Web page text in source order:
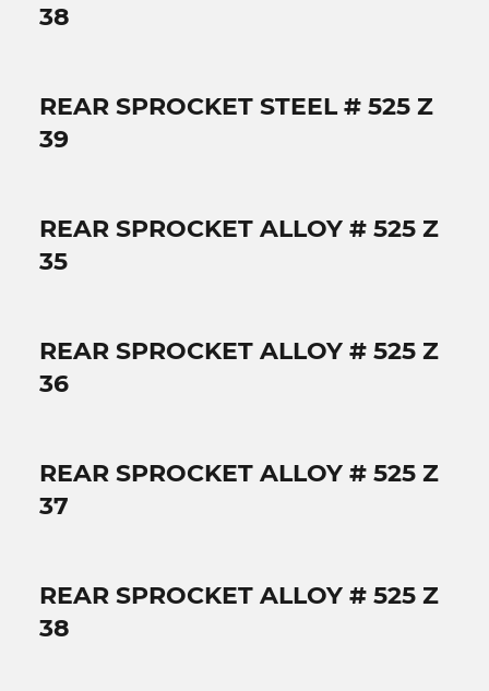
38
REAR SPROCKET STEEL # 525 Z
39
REAR SPROCKET ALLOY # 525 Z
35
REAR SPROCKET ALLOY # 525 Z
36
REAR SPROCKET ALLOY # 525 Z
37
REAR SPROCKET ALLOY # 525 Z
38